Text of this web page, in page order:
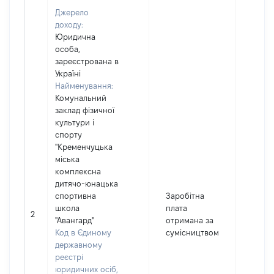
2
Джерело
доходу:
Юридична
особа,
зареєстрована в
Україні
Найменування:
Комунальний
заклад фізичної
культури і
спорту
"Кременчуцька
міська
комплексна
дитячо-юнацька
спортивна
школа
"Авангард"
Код в Єдиному
державному
реєстрі
юридичних осіб,
Заробітна
плата
отримана за
сумісництвом